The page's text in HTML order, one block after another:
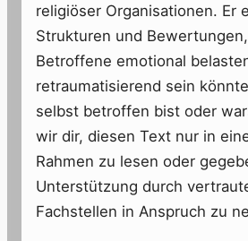
religiöser Organisationen. Er
Strukturen und
Betroffene emotional
retraumatisierend sein
selbst betroffen bist oder
wir dir, diesen Text nur in
Rahmen zu lesen oder
Unterstützung durch
Fachstellen in Anspruch zu